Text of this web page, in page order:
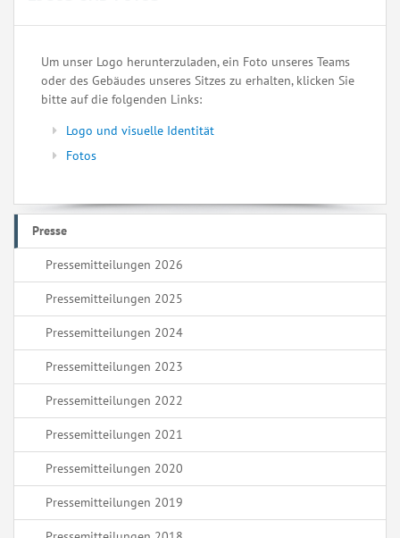
Um unser Logo herunterzuladen, ein Foto unseres Teams
oder des Gebäudes unseres Sitzes zu erhalten, klicken Sie
bitte auf die folgenden Links:
Logo und visuelle Identität
Fotos
Presse
Pressemitteilungen 2026
Pressemitteilungen 2025
Pressemitteilungen 2024
Pressemitteilungen 2023
Pressemitteilungen 2022
Pressemitteilungen 2021
Pressemitteilungen 2020
Pressemitteilungen 2019